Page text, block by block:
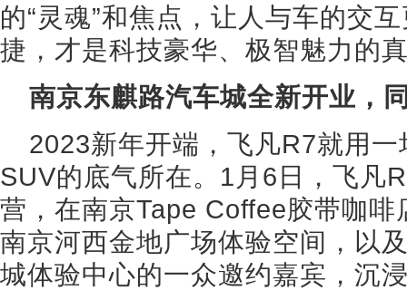
的“灵魂”和焦点，让人与车的交
捷，才是科技豪华、极智魅力的
南京东麒路汽车城全新开业，
2023新年开端，飞凡R7就用
SUV的底气所在。1月6日，飞凡
营，在南京Tape Coffee胶带咖
南京河西金地广场体验空间，以
城体验中心的一众邀约嘉宾，沉